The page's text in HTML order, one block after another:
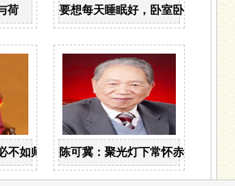
荷 要想每天睡眠好，卧室卧具有讲究
不如师” 陈可冀：聚光灯下常怀赤子之心